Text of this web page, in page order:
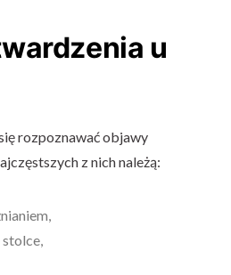
u
rozpoznawać objawy
z nich należą: